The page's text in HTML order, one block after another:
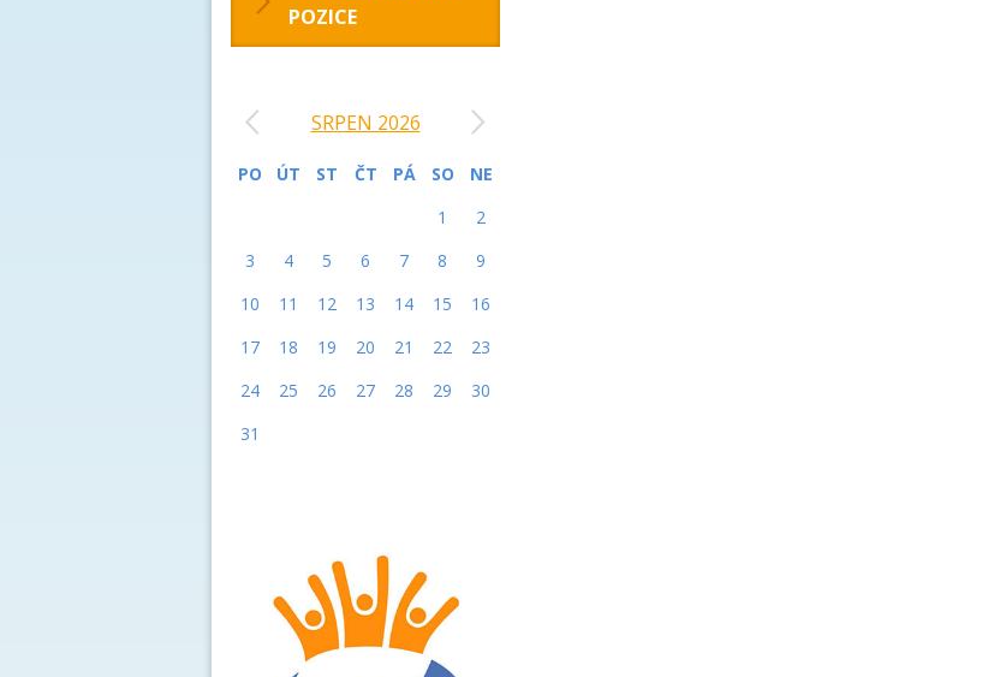
POZICE
SRPEN 2026
PO ÚT ST ČT PÁ SO
NE
1
2
3
4 5 6 7 8
9
10
11 12 13 14 15
16
17
18 19 20 21 22
23
24
25 26 27 28 29
30
31